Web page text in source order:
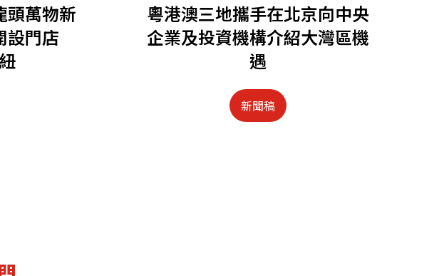
頭萬物新
設門店
粵港澳三地攜手在北京向中央
企業及投資機構介紹大灣區機
遇
新聞稿